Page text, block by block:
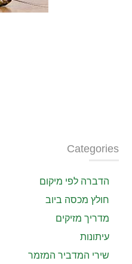
Categories
הדברה לפי מיקום
חולץ מכסה ביוב
מדריך מזיקים
עיתונות
שירי המדביר המזמר